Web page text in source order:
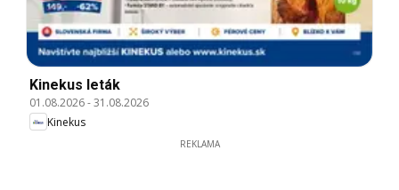
Kinekus leták
01.08.2026-31.08.2026
Kinekus
REKLAMA